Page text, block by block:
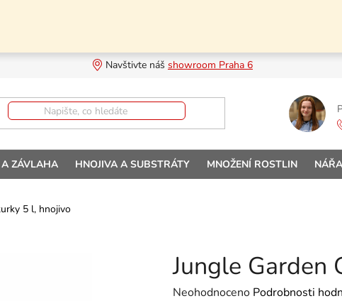
Navštivte náš showroom Praha 6
ZÁVLAHA HNOJIVA A SUBSTRÁTY MNOŽENÍ ROSTLIN
5 l, hnojivo
Jungle Garden
Průměrné hodnocení produktu je
Neohodnoceno Podrobnosti